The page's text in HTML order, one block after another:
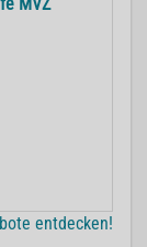
MVZ
entdecken!